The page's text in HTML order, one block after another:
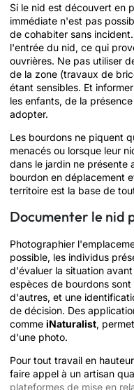
Si le nid est découvert en
immédiate n'est pas
de cohabiter sans
l'entrée du nid, ce qui
ouvrières. Ne pas utiliser
de la zone (travaux de
étant sensibles. Et
les enfants, de la
adopter.
Les bourdons ne piquent
menacés ou lorsque leur
dans le jardin ne présente
bourdon en déplacement
territoire est la base de
Documenter le
Photographier
possible, les individus
d'évaluer la situation
espèces de bourdons
d'autres, et une
de décision. Des
comme iNaturalist,
d'une photo.
Pour tout travail en
faire appel à un artisan
plateformes de mise en